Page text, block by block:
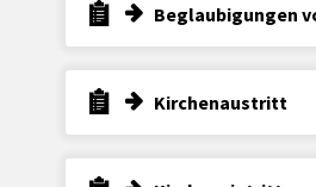
Beglaubigungen
Kirchenaustritt